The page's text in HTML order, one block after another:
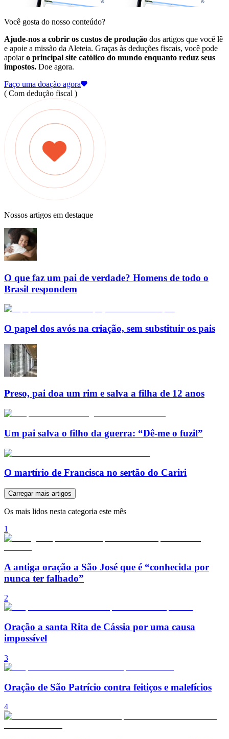
Você gosta do nosso conteúdo?
Ajude-nos a cobrir os custos de produção dos artigos que você lê
e apoie a missão da Aleteia. Graças às deduções fiscais, você pode
apoiaro principal site católico do mundo enquanto reduz seus
impostos. Doe agora.
Faço uma doação agora
( Com dedução fiscal )
Nossos artigos em destaque
O que faz um pai de verdade? Homens de todo o
Brasil respondem
O papel dos avós na criação, sem substituir os pais
Preso, pai doa um rim e salva a filha de 12 anos
Um pai salva o filho da guerra: “Dê-me o fuzil”
O martírio de Francisca no sertão do Cariri
Carregar mais artigos
Os mais lidos nesta categoria este mês
1
A antiga oração a São José que é “conhecida por
nunca ter falhado”
2
Oração a santa Rita de Cássia por uma causa
impossível
3
Oração de São Patrício contra feitiços e malefícios
4